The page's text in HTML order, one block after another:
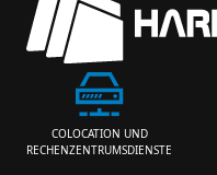
COLOCATION UND
RECHENZENTRUMSDIENSTE